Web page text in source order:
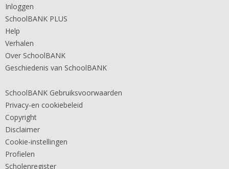
Inloggen
SchoolBANK PLUS
Help
Verhalen
Over SchoolBANK
Geschiedenis van SchoolBANK
SchoolBANK Gebruiksvoorwaarden
Privacy-en cookiebeleid
Copyright
Disclaimer
Cookie-instellingen
Profielen
Scholenregister